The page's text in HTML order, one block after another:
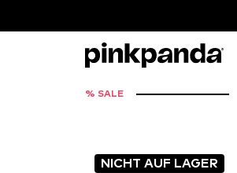
% SALE
NICHT AUF LAGER